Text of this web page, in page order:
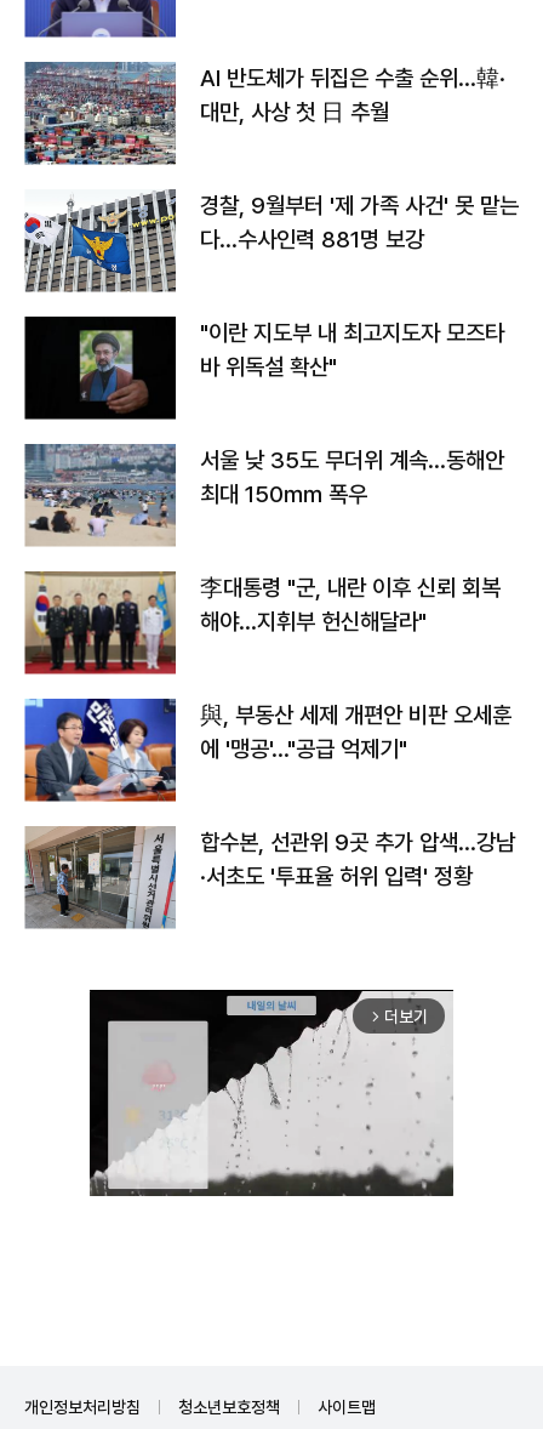
AI 반도체가 뒤집은 수출 순위…韓·
대만, 사상 첫 日 추월
경찰, 9월부터 '제 가족 사건' 못 맡는
다…수사인력 881명 보강
"이란 지도부 내 최고지도자 모즈타
바 위독설 확산"
서울 낮 35도 무더위 계속…동해안
최대 150㎜ 폭우
李대통령 "군, 내란 이후 신뢰 회복
해야…지휘부 헌신해달라"
與, 부동산 세제 개편안 비판 오세훈
에 '맹공'…"공급 억제기"
합수본, 선관위 9곳 추가 압색…강남
·서초도 '투표율 허위 입력' 정황
arrow_forward_ios 더보기
개인정보처리방침 청소년보호정책 사이트맵